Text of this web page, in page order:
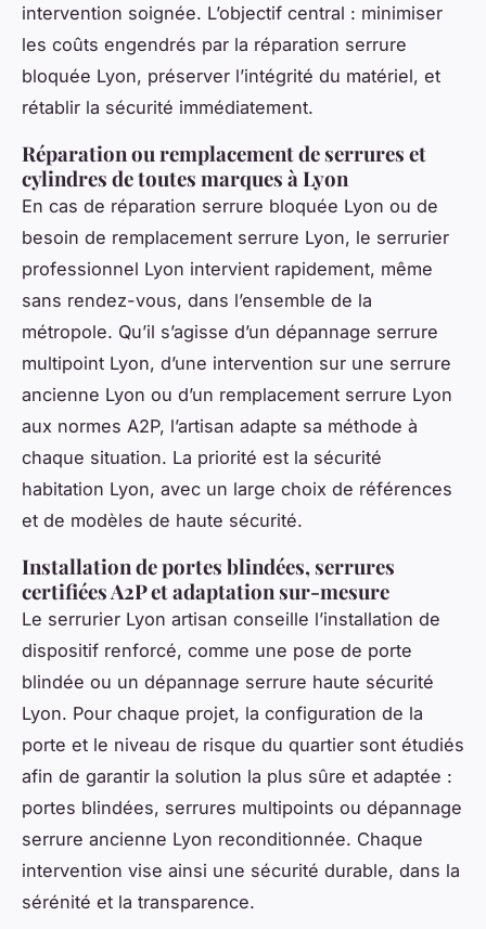
intervention soignée. L’objectif central : minimiser
les coûts engendrés par la réparation serrure
bloquée Lyon, préserver l’intégrité du matériel, et
rétablir la sécurité immédiatement.
Réparation ou remplacement de serrures et
cylindres de toutes marques à Lyon
En cas de réparation serrure bloquée Lyon ou de
besoin de remplacement serrure Lyon, le serrurier
professionnel Lyon intervient rapidement, même
sans rendez-vous, dans l’ensemble de la
métropole. Qu’il s’agisse d’un dépannage serrure
multipoint Lyon, d’une intervention sur une serrure
ancienne Lyon ou d’un remplacement serrure Lyon
aux normes A2P, l’artisan adapte sa méthode à
chaque situation. La priorité est la sécurité
habitation Lyon, avec un large choix de références
et de modèles de haute sécurité.
Installation de portes blindées, serrures
certifiées A2P et adaptation sur-mesure
Le serrurier Lyon artisan conseille l’installation de
dispositif renforcé, comme une pose de porte
blindée ou un dépannage serrure haute sécurité
Lyon. Pour chaque projet, la configuration de la
porte et le niveau de risque du quartier sont étudiés
afin de garantir la solution la plus sûre et adaptée :
portes blindées, serrures multipoints ou dépannage
serrure ancienne Lyon reconditionnée. Chaque
intervention vise ainsi une sécurité durable, dans la
sérénité et la transparence.